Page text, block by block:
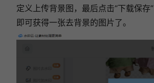
定义上传背景图，最后点击“下载保存”
即可获得一张去背景的图片了。